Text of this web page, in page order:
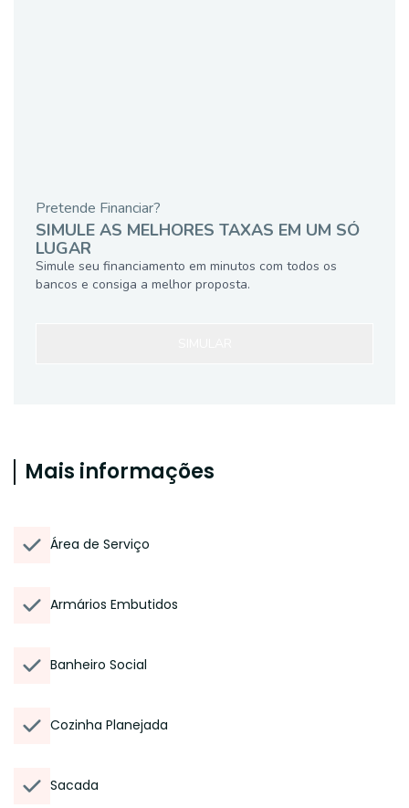
Pretende Financiar?
SIMULE AS MELHORES TAXAS EM UM SÓ
LUGAR
Simule seu financiamento em minutos com todos os
bancos e consiga a melhor proposta.
Mais informações
Área de Serviço
Armários Embutidos
Banheiro Social
Cozinha Planejada
Sacada